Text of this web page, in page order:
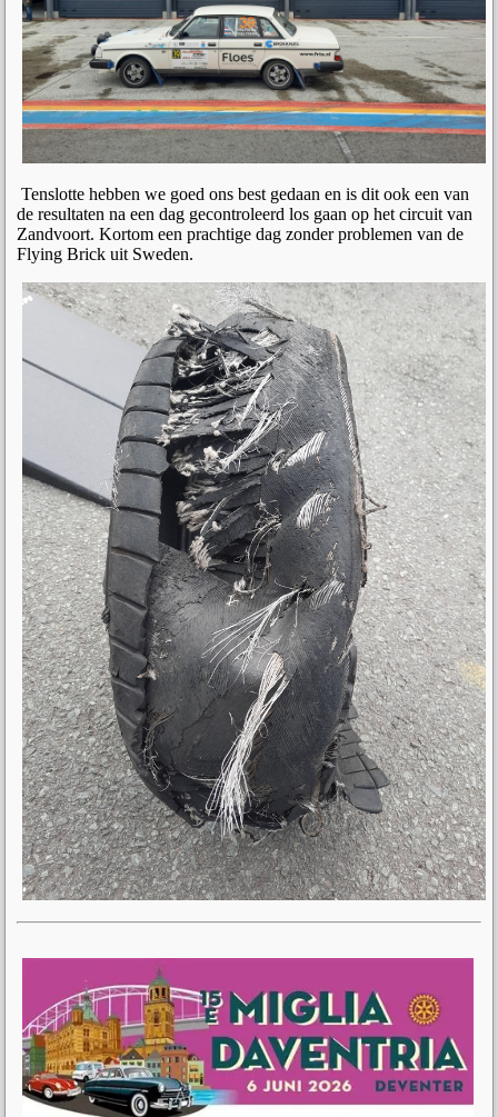
Tenslotte hebben we goed ons best gedaan en is dit ook een van
de resultaten na een dag gecontroleerd los gaan op het circuit van
Zandvoort. Kortom een prachtige dag zonder problemen van de
Flying Brick uit Sweden.